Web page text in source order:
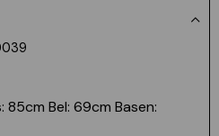
85cm Bel: 69cm Basen: